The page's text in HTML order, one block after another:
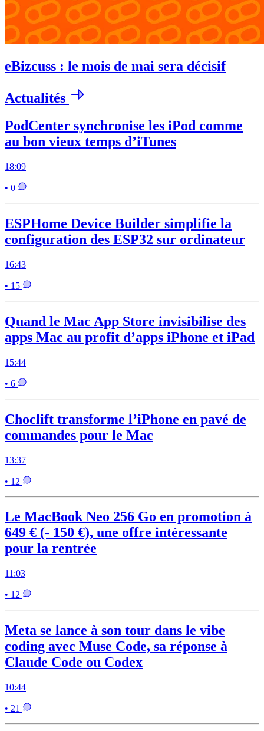
eBizcuss : le mois de mai sera décisif
Actualités
PodCenter synchronise les iPod comme
au bon vieux temps d’iTunes
18:09
• 0
ESPHome Device Builder simplifie la
configuration des ESP32 sur ordinateur
16:43
• 15
Quand le Mac App Store invisibilise des
apps Mac au profit d’apps iPhone et iPad
15:44
• 6
Choclift transforme l’iPhone en pavé de
commandes pour le Mac
13:37
• 12
Le MacBook Neo 256 Go en promotion à
649 € (- 150 €), une offre intéressante
pour la rentrée
11:03
• 12
Meta se lance à son tour dans le vibe
coding avec Muse Code, sa réponse à
Claude Code ou Codex
10:44
• 21